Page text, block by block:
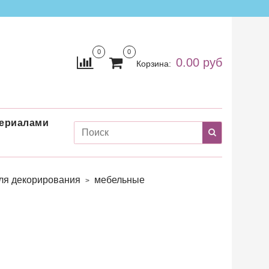
0 0
Корзина: 0.00 руб
декорирования мебельные